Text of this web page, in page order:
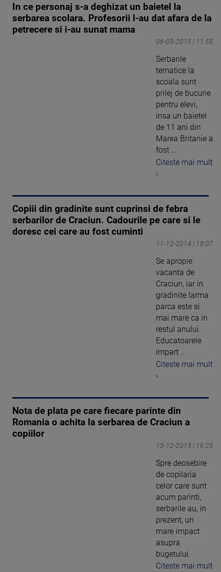
In ce personaj s-a deghizat un baietel la
serbarea scolara. Profesorii l-au dat afara de la
petrecere si i-au sunat mama
06-03-2015 | 11:55
Serbarile
tematice la
scoala sunt
prilej de bucurie
pentru elevi,
insa un baietel
de 11 ani din
Marea Britanie a
fost ...
Citeste mai mult
›
Copiii din gradinite sunt cuprinsi de febra
serbarilor de Craciun. Cadourile pe care si le
doresc cei care au fost cuminti
11-12-2014 | 18:07
Se apropie
vacanta de
Craciun, iar in
gradinite larma
parca este si
mai mare ca in
restul anului.
Educatoarele
impart ...
Citeste mai mult
›
Nota de plata pe care fiecare parinte din
Romania o achita la serbarea de Craciun a
copiilor
13-12-2013 | 19:23
Spre deosebire
de copilaria
celor care sunt
acum parinti,
serbarile au, in
prezent, un
mare impact
asupra
bugetului.
Citeste mai mult